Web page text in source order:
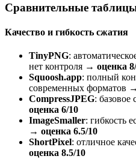
Сравнительные
Качество и гибкость сжатия
TinyPNG:
нет контроля → оценка
Squoosh.app: полный
современных форматов →
CompressJPEG: базовое
оценка 6/10
ImageSmaller: гибкость
→ оценка 6.5/10
ShortPixel: отличное
оценка 8.5/10